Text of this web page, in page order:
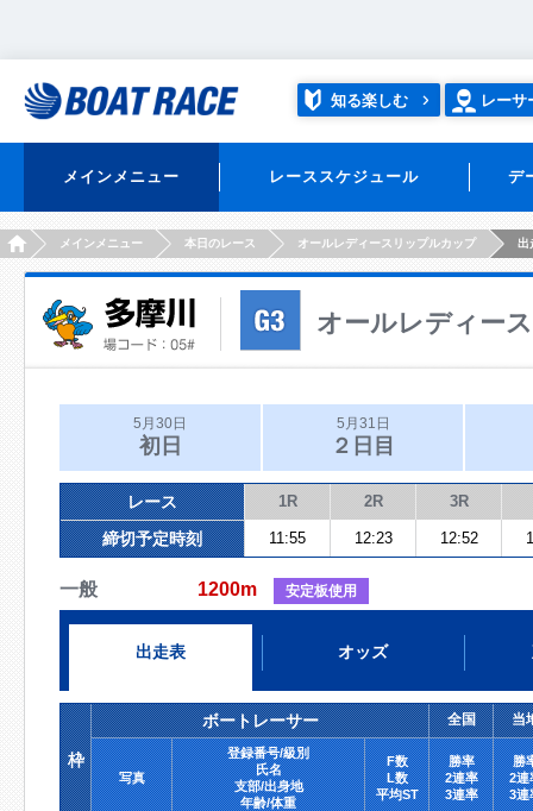
知る楽しむ レーサ
メインメニュー レーススケジュール デ
HOMEメインメニュー 本日のレース オールレディースリップルカップ 出
オールレディー
5月30日
初日
5月31日
２日目
レース 1R 2R 3R
締切予定時刻 11:55 12:23 12:52
一般 1200m 安定板使用
出走表 オッズ
枠
ボートレーサー 全国 当
写真
登録番号/級別
氏名
支部/出身地
年齢/体重
F数
L数
平均ST
勝率
2連率
3連率
勝
2連
3連